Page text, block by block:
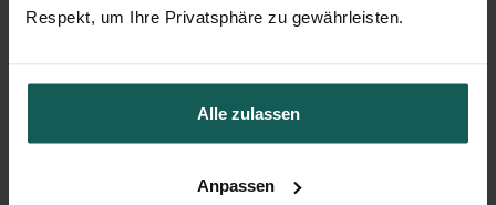
Respekt, um Ihre Privatsphäre zu gewährleisten.
Alle zulassen
Anpassen